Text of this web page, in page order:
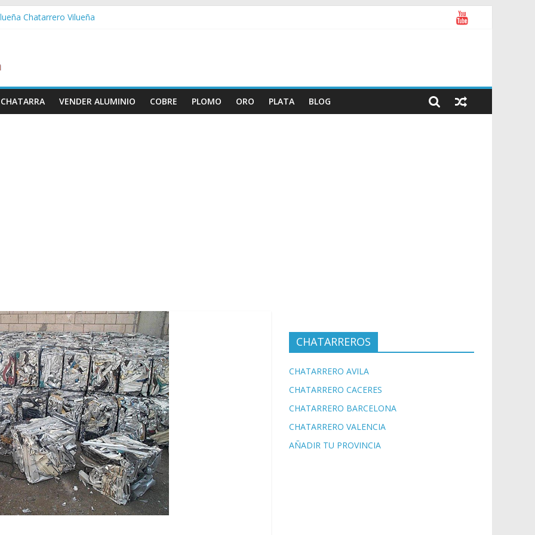
Chatarrero Vilueña
Chatarrero Zaida
Chatarrero Vistabella
VENDER ALUMINIO COBRE PLOMO ORO PLATA BLOG
CHATARREROS
CHATARRERO AVILA
CHATARRERO CACERES
CHATARRERO BARCELONA
CHATARRERO VALENCIA
AÑADIR TU PROVINCIA